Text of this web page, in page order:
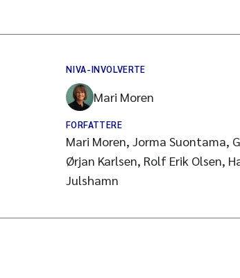
NIVA-INVOLVERTE
Mari Moren
FORFATTERE
Mari Moren, Jorma Suontama,
Ørjan Karlsen, Rolf Erik Olsen,
Julshamn